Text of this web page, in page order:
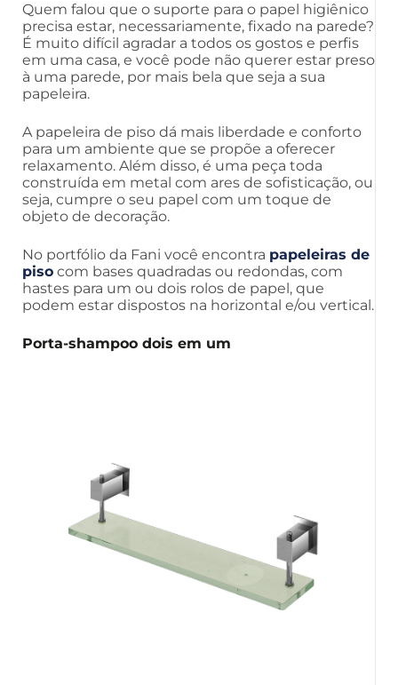
Quem falou que o suporte para o papel higiênico
precisa estar, necessariamente, fixado na parede?
É muito difícil agradar a todos os gostos e perfis
em uma casa, e você pode não querer estar preso
à uma parede, por mais bela que seja a sua
papeleira.
A papeleira de piso dá mais liberdade e conforto
para um ambiente que se propõe a oferecer
relaxamento. Além disso, é uma peça toda
construída em metal com ares de sofisticação, ou
seja, cumpre o seu papel com um toque de
objeto de decoração.
No portfólio da Fani você encontra papeleiras de
piso com bases quadradas ou redondas, com
hastes para um ou dois rolos de papel, que
podem estar dispostos na horizontal e/ou vertical.
Porta-shampoo dois em um